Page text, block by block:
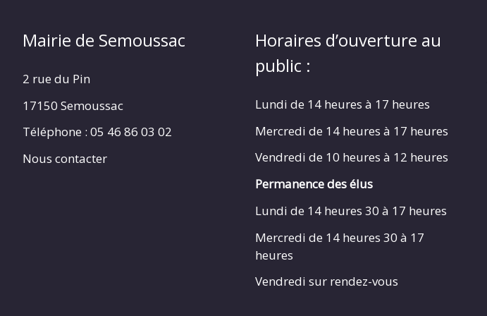
Mairie de Semoussac
2 rue du Pin
17150 Semoussac
Téléphone : 05 46 86 03 02
Nous contacter
Horaires d’ouverture au
public :
Lundi de 14 heures à 17 heures
Mercredi de 14 heures à 17 heures
Vendredi de 10 heures à 12 heures
Permanence des élus
Lundi de 14 heures 30 à 17 heures
Mercredi de 14 heures 30 à 17
heures
Vendredi sur rendez-vous